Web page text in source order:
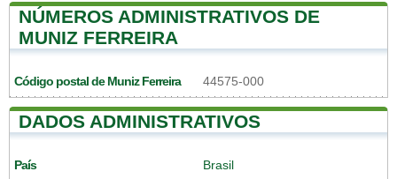
NÚMEROS ADMINISTRATIVOS DE
MUNIZ FERREIRA
Código postal de Muniz Ferreira 44575-000
DADOS ADMINISTRATIVOS
País Brasil